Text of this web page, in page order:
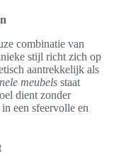
combinatie van
stijl richt zich op
aantrekkelijk als
meubels staat
dient zonder
een sfeervolle en